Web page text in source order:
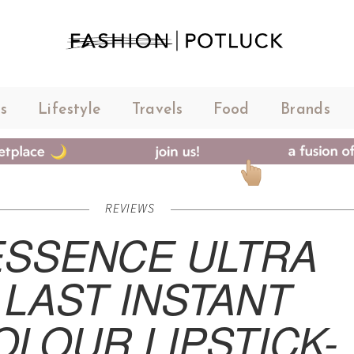
Lifestyle Travels Food Brands
REVIEWS
ULTRA
LAST INSTANT
LIPSTICK-